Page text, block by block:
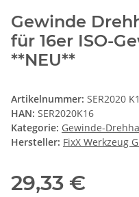
Gewinde
für 16er ISO-
**NEU**
Artikelnummer: SER2020
HAN: SER2020K16
Kategorie: Gewinde-
Hersteller: FixX Werkzeug
29,33 €